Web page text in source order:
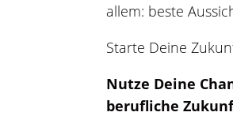
allem: beste
Starte Deine
Nutze Deine
berufliche